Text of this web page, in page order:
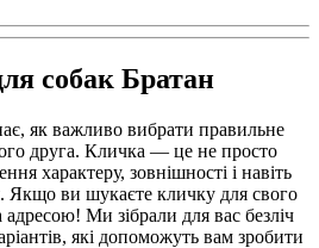
собак Братан
як важливо вибрати правильне
друга. Кличка — це не просто
характеру, зовнішності і навіть
Якщо ви шукаєте кличку для свого
Ми зібрали для вас безліч
які допоможуть вам зробити